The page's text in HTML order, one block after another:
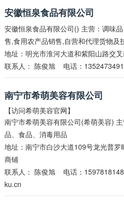
安徽恒泉食品有限公司
安徽恒泉食品有限公司() 主营：调味
售,食用农产品销售,自营和代理货物及
地址：明光市淮河大道和紫阳山路交
联系人： 陈俊旭电话：
南宁市希萌美容有限公司
【访问希萌美容官网】
南宁市希萌美容有限公司(希萌美容)
品、食品、消毒用品
地址：南宁市白沙大道109号龙光普
商铺
联系人： 陈俊旭电话：
ku.cn